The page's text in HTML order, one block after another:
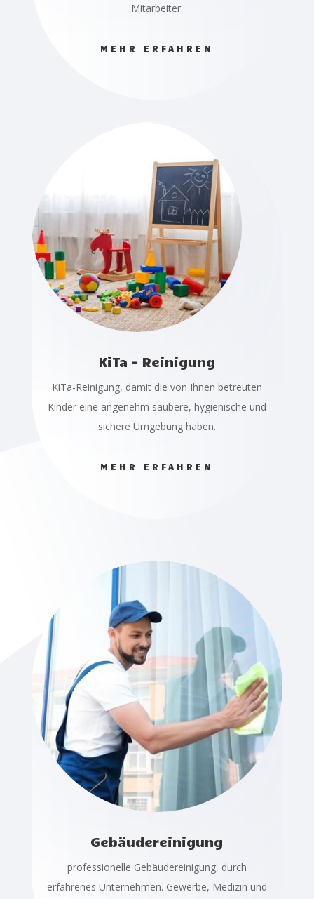
Mitarbeiter.
MEHR ERFAHREN
KiTa - Reinigung
KiTa-Reinigung, damit die von Ihnen betreuten
Kinder eine angenehm saubere, hygienische und
sichere Umgebung haben.
MEHR ERFAHREN
Gebäudereinigung
professionelle Gebäudereinigung, durch
erfahrenes Unternehmen. Gewerbe, Medizin und